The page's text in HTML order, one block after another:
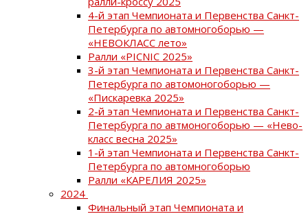
4-й этап Чемпионата и Первенства Санкт-
Петербурга по автомногоборью —
«НЕВОКЛАСС лето»
Ралли «PICNIC 2025»
3-й этап Чемпионата и Первенства Санкт-
Петербурга по автомоногоборью —
«Пискаревка 2025»
2-й этап Чемпионата и Первенства Санкт-
Петербурга по автмоногоборью — «Нево-
класс весна 2025»
1-й этап Чемпионата и Первенства Санкт-
Петербурга по автомногоборью
Ралли «КАРЕЛИЯ 2025»
2024
Финальный этап Чемпионата и